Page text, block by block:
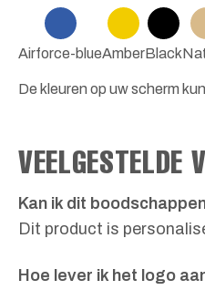
Airforce-blueAmberBlack
De kleuren op uw scherm
VEELGESTELDE
Kan ik dit
Dit product is
Hoe lever ik het logo